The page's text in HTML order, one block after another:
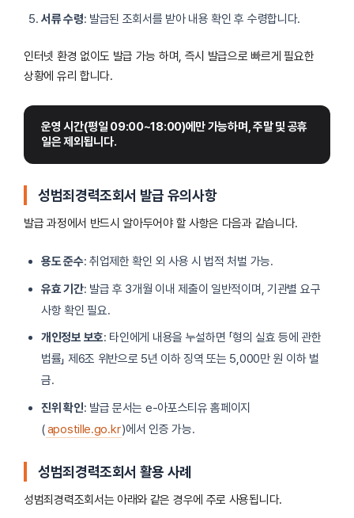
서류 수령: 발급된 조회서를 받아 내용 확인 후 수령합니다.
인터넷 환경 없이도 발급 가능 하며, 즉시 발급으로 빠르게 필요한
상황에 유리 합니다.
운영 시간(평일 09:00~18:00)에만 가능하며, 주말 및 공휴
일은 제외됩니다.
성범죄경력조회서 발급 유의사항
발급 과정에서 반드시 알아두어야 할 사항은 다음과 같습니다.
용도 준수: 취업제한 확인 외 사용 시 법적 처벌 가능.
유효 기간: 발급 후 3개월 이내 제출이 일반적이며, 기관별 요구
사항 확인 필요.
개인정보 보호: 타인에게 내용을 누설하면 「형의 실효 등에 관한
법률」 제6조 위반으로 5년 이하 징역 또는 5,000만 원 이하 벌
금.
진위 확인: 발급 문서는 e-아포스티유 홈페이지
(apostille.go.kr)에서 인증 가능.
성범죄경력조회서 활용 사례
성범죄경력조회서는 아래와 같은 경우에 주로 사용됩니다.